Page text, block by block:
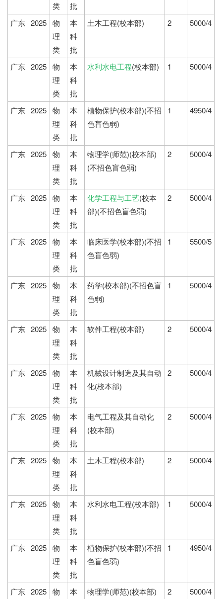
类
批
广东 2025 物
理
类
本
科
批
土木工程(校本部) 2 5000/4
广东 2025 物
理
类
本
科
批
水利水电工程(校本部) 1 5000/4
广东 2025 物
理
类
本
科
批
植物保护(校本部)(不招
色盲色弱)
1 4950/4
广东 2025 物
理
类
本
科
批
物理学(师范)(校本部)
(不招色盲色弱)
2 5000/4
广东 2025 物
理
类
本
科
批
化学工程与工艺(校本
部)(不招色盲色弱)
2 5000/4
广东 2025 物
理
类
本
科
批
临床医学(校本部)(不招
色盲色弱)
1 5500/5
广东 2025 物
理
类
本
科
批
药学(校本部)(不招色盲
色弱)
1 5000/4
广东 2025 物
理
类
本
科
批
软件工程(校本部) 2 5000/4
广东 2025 物
理
类
本
科
批
机械设计制造及其自动
化(校本部)
2 5000/4
广东 2025 物
理
类
本
科
批
电气工程及其自动化
(校本部)
2 5000/4
广东 2025 物
理
类
本
科
批
土木工程(校本部) 2 5000/4
广东 2025 物
理
类
本
科
批
水利水电工程(校本部) 1 5000/4
广东 2025 物
理
类
本
科
批
植物保护(校本部)(不招
色盲色弱)
1 4950/4
广东 2025 物 本 物理学(师范)(校本部) 2 5000/4